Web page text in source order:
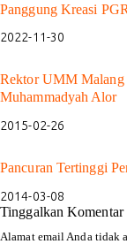
Panggung Kreasi
2022-11-30
Rektor UMM Malang
Muhammadyah Alor
2015-02-26
Pancuran Tertinggi
2014-03-08
Tinggalkan Komentar
Alamat email Anda tidak